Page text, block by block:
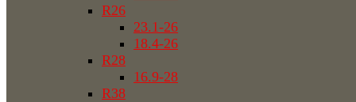
R26
23.1-26
18.4-26
R28
16.9-28
R38